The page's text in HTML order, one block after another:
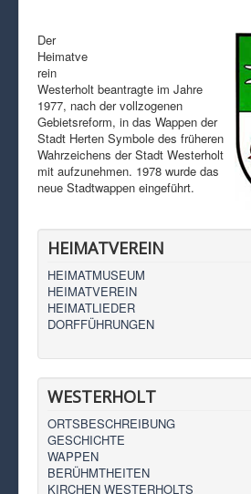
Der
Heimatve
rein
Westerholt beantragte im Jahre
1977, nach der vollzogenen
Gebietsreform, in das Wappen der
Stadt Herten Symbole des früheren
Wahrzeichens der Stadt Westerholt
mit aufzunehmen. 1978 wurde das
neue Stadtwappen eingeführt.
HEIMATVEREIN
HEIMATMUSEUM
HEIMATVEREIN
HEIMATLIEDER
DORFFÜHRUNGEN
WESTERHOLT
ORTSBESCHREIBUNG
GESCHICHTE
WAPPEN
BERÜHMTHEITEN
KIRCHEN WESTERHOLTS